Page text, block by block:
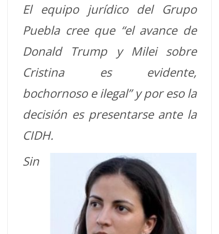
El equipo jurídico del Grupo
Puebla cree que “el avance de
Donald Trump y Milei sobre
Cristina es evidente,
bochornoso e ilegal” y por eso la
decisión es presentarse ante la
CIDH.
Sin